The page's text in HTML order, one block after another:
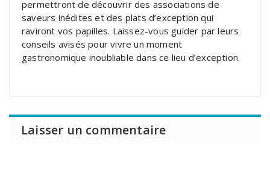
permettront de découvrir des associations de
saveurs inédites et des plats d’exception qui
raviront vos papilles. Laissez-vous guider par leurs
conseils avisés pour vivre un moment
gastronomique inoubliable dans ce lieu d’exception.
Laisser un commentaire